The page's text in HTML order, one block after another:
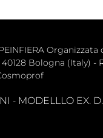
40128 Bologna (Italy) -
- MODELLLO EX.